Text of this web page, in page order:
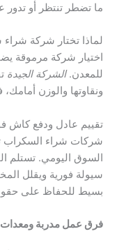
ما تضطر تنتظر أو تدور
لماذا تختار شركة
اختيار شركة مرموقة
للمعدن.الشركة الجيدة
ونقاوتها والوزن
تقييم عادل ودفع كاش
شركات شراء السكراب
السوق اليومي. تستلم
سيولة فورية ويقلل
بسيط للحفاظ على
فرق عمل مدربة ومعدات